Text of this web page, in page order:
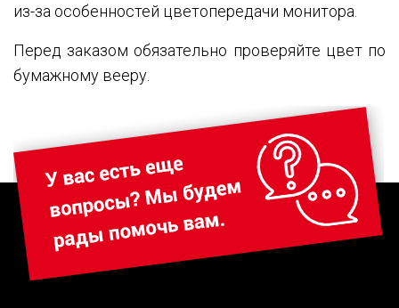
из-за особенностей цветопередачи монитора.
Перед заказом обязательно проверяйте цвет по
бумажному вееру.